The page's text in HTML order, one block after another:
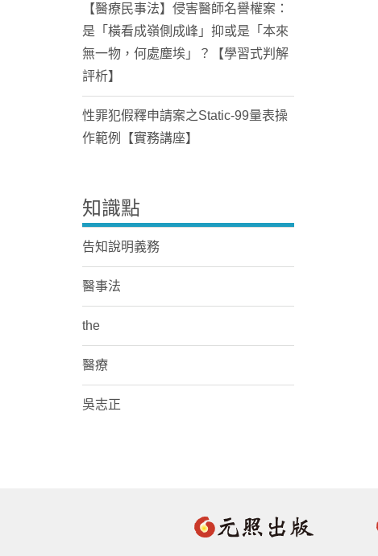
【醫療民事法】侵害醫師名譽權案：
是「橫看成嶺側成峰」抑或是「本來
無一物，何處塵埃」？【學習式判解
評析】
性罪犯假釋申請案之Static-99量表操
作範例【實務講座】
知識點
告知說明義務
醫事法
the
醫療
吳志正